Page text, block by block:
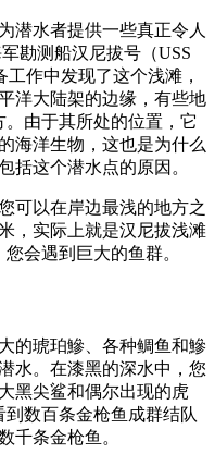
潜水者提供一些真正令人
勘测船汉尼拔号（USS
作中发现了这个浅滩，
洋大陆架的边缘，有些地
由于其所处的位置，它
海洋生物，这也是为什么
括这个潜水点的原因。
可以在岸边最浅的地方之
，实际上就是汉尼拔浅滩
会遇到巨大的鱼群。
的琥珀鰺、各种鲷鱼和鰺
水。在漆黑的深水中，您
黑尖鲨和偶尔出现的虎
数百条金枪鱼成群结队
千条金枪鱼。